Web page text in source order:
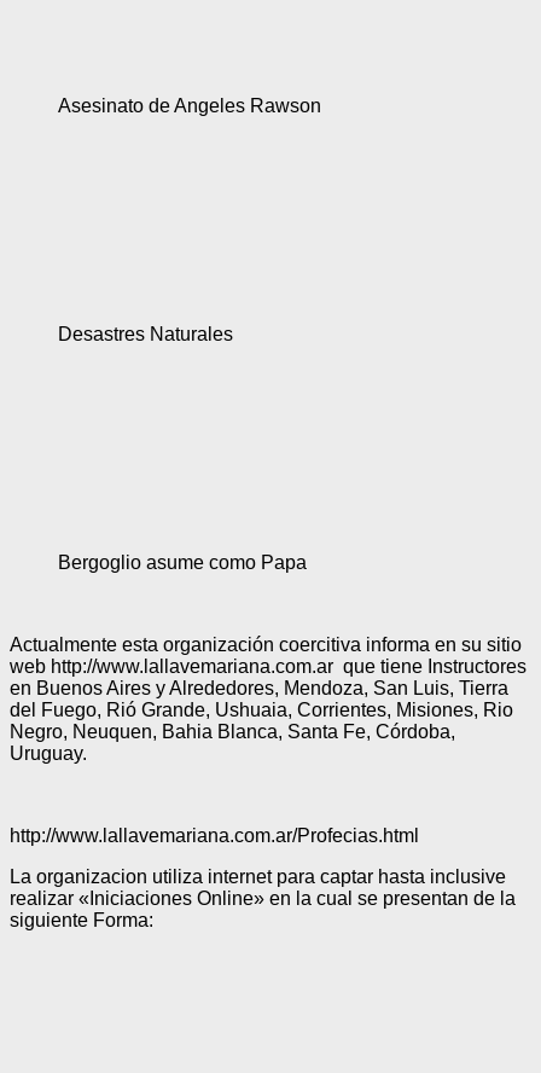
Asesinato de Angeles Rawson
Desastres Naturales
Bergoglio asume como Papa
Actualmente esta organización coercitiva informa en su sitio
web http://www.lallavemariana.com.ar que tiene Instructores
en Buenos Aires y Alrededores, Mendoza, San Luis, Tierra
del Fuego, Rió Grande, Ushuaia, Corrientes, Misiones, Rio
Negro, Neuquen, Bahia Blanca, Santa Fe, Córdoba,
Uruguay.
http://www.lallavemariana.com.ar/Profecias.html
La organizacion utiliza internet para captar hasta inclusive
realizar «Iniciaciones Online» en la cual se presentan de la
siguiente Forma: